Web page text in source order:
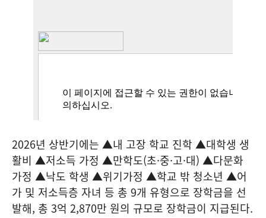
2026년 상반기에는 ▲내 고장 학교 진학 ▲대학생 생
활비 ▲저소득 가정 ▲만학도(초·중·고·대) ▲다문화
가정 ▲낙도 학생 ▲위기가정 ▲학교 밖 청소년 ▲어
가 및 저소득층 자녀 등 총 9개 유형으로 장학금을 선
발해, 총 3억 2,870만 원의 규모로 장학금이 지급된다.